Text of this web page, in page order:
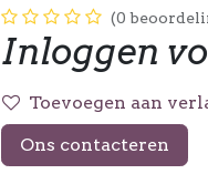
(0
Inloggen
Toevoegen aan
Ons contacteren